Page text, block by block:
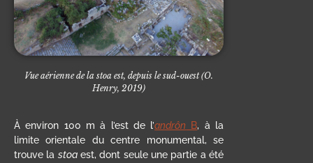
Vue aérienne de la stoa est, depuis le sud-ouest (O.
Henry, 2019)
À environ 100 m à l’est de l’andrôn B, à la
limite orientale du centre monumental, se
trouve la stoaest, dont seule une partie a été